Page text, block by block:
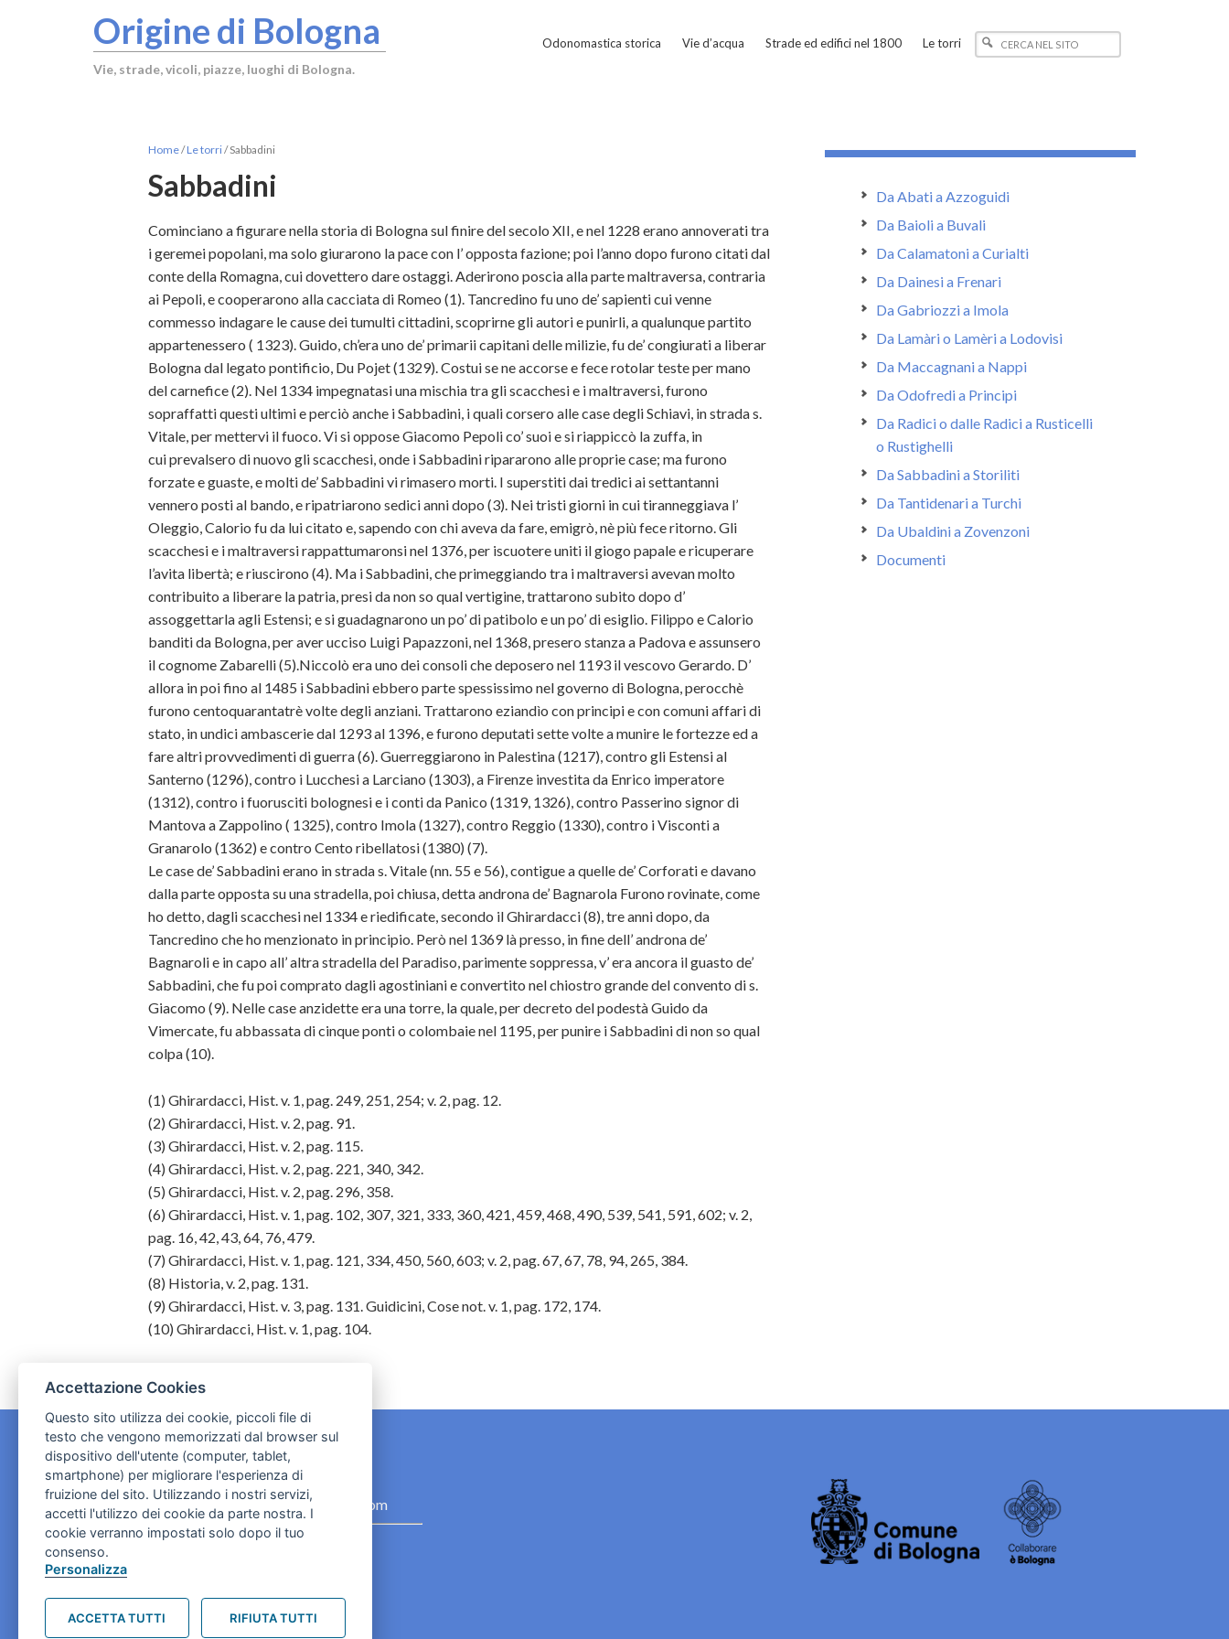
Origine di Bologna
Vie, strade, vicoli, piazze, luoghi di Bologna.
Odonomastica storica Vie d’acqua Strade ed edifici nel 1800 Le torri
Home/Le torri/Sabbadini
Sabbadini
Cominciano a figurare nella storia di Bologna sul finire del secolo XII, e nel 1228 erano annoverati tra
i geremei popolani, ma solo giurarono la pace con l’ opposta fazione; poi l’anno dopo furono citati dal
conte della Romagna, cui dovettero dare ostaggi. Aderirono poscia alla parte maltraversa, contraria
ai Pepoli, e cooperarono alla cacciata di Romeo (1). Tancredino fu uno de’ sapienti cui venne
commesso indagare le cause dei tumulti cittadini, scoprirne gli autori e punirli, a qualunque partito
appartenessero ( 1323). Guido, ch’era uno de’ primarii capitani delle milizie, fu de’ congiurati a liberar
Bologna dal legato pontificio, Du Pojet (1329). Costui se ne accorse e fece rotolar teste per mano
del carnefice (2). Nel 1334 impegnatasi una mischia tra gli scacchesi e i maltraversi, furono
sopraffatti questi ultimi e perciò anche i Sabbadini, i quali corsero alle case degli Schiavi, in strada s.
Vitale, per mettervi il fuoco. Vi si oppose Giacomo Pepoli co’ suoi e si riappiccò la zuffa, in
cui prevalsero di nuovo gli scacchesi, onde i Sabbadini ripararono alle proprie case; ma furono
forzate e guaste, e molti de’ Sabbadini vi rimasero morti. I superstiti dai tredici ai settantanni
vennero posti al bando, e ripatriarono sedici anni dopo (3). Nei tristi giorni in cui tiranneggiava l’
Oleggio, Calorio fu da lui citato e, sapendo con chi aveva da fare, emigrò, nè più fece ritorno. Gli
scacchesi e i maltraversi rappattumaronsi nel 1376, per iscuotere uniti il giogo papale e ricuperare
l’avita libertà; e riuscirono (4). Ma i Sabbadini, che primeggiando tra i maltraversi avevan molto
contribuito a liberare la patria, presi da non so qual vertigine, trattarono subito dopo d’
assoggettarla agli Estensi; e si guadagnarono un po’ di patibolo e un po’ di esiglio. Filippo e Calorio
banditi da Bologna, per aver ucciso Luigi Papazzoni, nel 1368, presero stanza a Padova e assunsero
il cognome Zabarelli (5).Niccolò era uno dei consoli che deposero nel 1193 il vescovo Gerardo. D’
allora in poi fino al 1485 i Sabbadini ebbero parte spessissimo nel governo di Bologna, perocchè
furono centoquarantatrè volte degli anziani. Trattarono eziandìo con principi e con comuni affari di
stato, in undici ambascerie dal 1293 al 1396, e furono deputati sette volte a munire le fortezze ed a
fare altri provvedimenti di guerra (6). Guerreggiarono in Palestina (1217), contro gli Estensi al
Santerno (1296), contro i Lucchesi a Larciano (1303), a Firenze investita da Enrico imperatore
(1312), contro i fuorusciti bolognesi e i conti da Panico (1319, 1326), contro Passerino signor di
Mantova a Zappolino ( 1325), contro Imola (1327), contro Reggio (1330), contro i Visconti a
Granarolo (1362) e contro Cento ribellatosi (1380) (7).
Le case de’ Sabbadini erano in strada s. Vitale (nn. 55 e 56), contigue a quelle de’ Corforati e davano
dalla parte opposta su una stradella, poi chiusa, detta androna de’ Bagnarola Furono rovinate, come
ho detto, dagli scacchesi nel 1334 e riedificate, secondo il Ghirardacci (8), tre anni dopo, da
Tancredino che ho menzionato in principio. Però nel 1369 là presso, in fine dell’ androna de’
Bagnaroli e in capo all’ altra stradella del Paradiso, parimente soppressa, v’ era ancora il guasto de’
Sabbadini, che fu poi comprato dagli agostiniani e convertito nel chiostro grande del convento di s.
Giacomo (9). Nelle case anzidette era una torre, la quale, per decreto del podestà Guido da
Vimercate, fu abbassata di cinque ponti o colombaie nel 1195, per punire i Sabbadini di non so qual
colpa (10).
(1) Ghirardacci, Hist. v. 1, pag. 249, 251, 254; v. 2, pag. 12.
(2) Ghirardacci, Hist. v. 2, pag. 91.
(3) Ghirardacci, Hist. v. 2, pag. 115.
(4) Ghirardacci, Hist. v. 2, pag. 221, 340, 342.
(5) Ghirardacci, Hist. v. 2, pag. 296, 358.
(6) Ghirardacci, Hist. v. 1, pag. 102, 307, 321, 333, 360, 421, 459, 468, 490, 539, 541, 591, 602; v. 2,
pag. 16, 42, 43, 64, 76, 479.
(7) Ghirardacci, Hist. v. 1, pag. 121, 334, 450, 560, 603; v. 2, pag. 67, 67, 78, 94, 265, 384.
(8) Historia, v. 2, pag. 131.
(9) Ghirardacci, Hist. v. 3, pag. 131. Guidicini, Cose not. v. 1, pag. 172, 174.
(10) Ghirardacci, Hist. v. 1, pag. 104.
Da Abati a Azzoguidi
Da Baioli a Buvali
Da Calamatoni a Curialti
Da Dainesi a Frenari
Da Gabriozzi a Imola
Da Lamàri o Lamèri a Lodovisi
Da Maccagnani a Nappi
Da Odofredi a Principi
Da Radici o dalle Radici a Rusticelli
o Rustighelli
Da Sabbadini a Storiliti
Da Tantidenari a Turchi
Da Ubaldini a Zovenzoni
Documenti
CONTATTI
contact.originebologna@gmail.com
Cookies e informativa privacy
Accettazione Cookies
Questo sito utilizza dei cookie, piccoli file di
testo che vengono memorizzati dal browser sul
dispositivo dell'utente (computer, tablet,
smartphone) per migliorare l'esperienza di
fruizione del sito. Utilizzando i nostri servizi,
accetti l'utilizzo dei cookie da parte nostra. I
cookie verranno impostati solo dopo il tuo
consenso.
Personalizza
ACCETTA TUTTI RIFIUTA TUTTI